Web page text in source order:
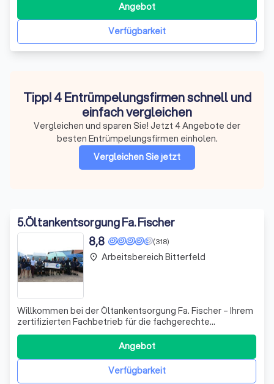
Verfügbarkeit
Angebot
Tipp! 4 Entrümpelungsfirmen schnell und
einfach vergleichen
Vergleichen und sparen Sie! Jetzt 4 Angebote der
besten Entrümpelungsfirmen einholen.
Vergleichen Sie jetzt
5.Öltankentsorgung Fa. Fischer
(318)
8,8
Willkommen bei der Öltankentsorgung Fa. Fischer – Ihrem
zertifizierten Fachbetrieb für die fachgerechte
Entsorgung von Öltanks. Wir sind stolz darauf, nach den
strengen Vorgaben der AwSV (ehemals WHG) vom TÜV
Nord zertifiziert zu sein. Unser Ziel ist es, Ihnen einen
umfassenden Service zu bieten, de
Verfügbarkeit
Angebot
place Arbeitsbereich Bitterfeld